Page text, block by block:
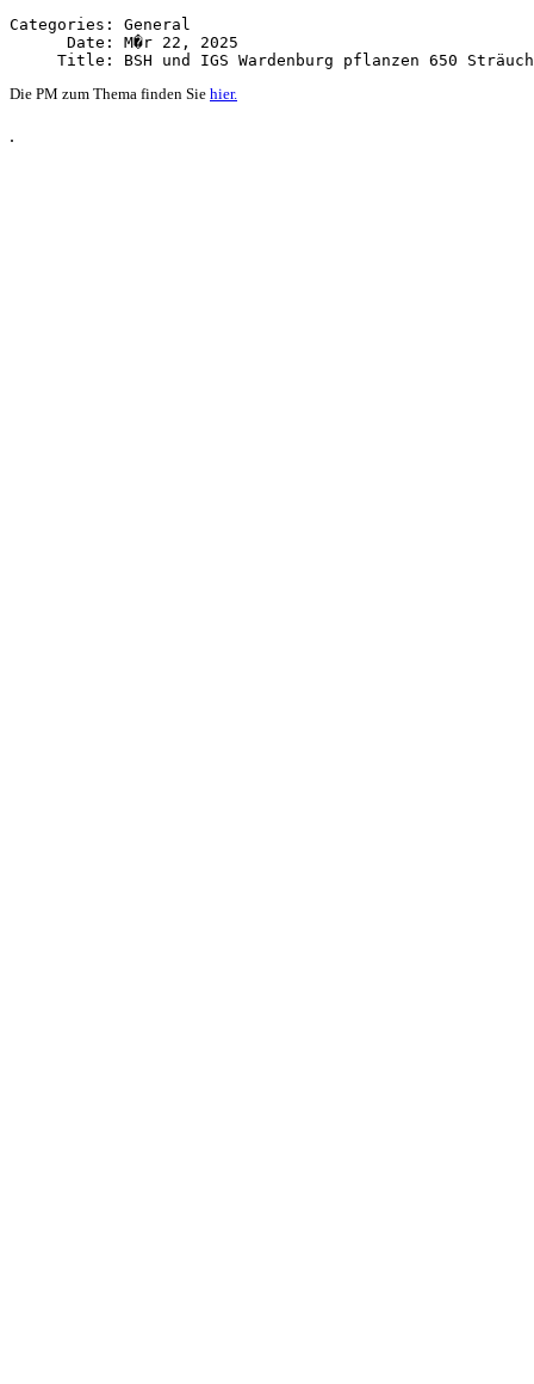
Categories: General
      Date: M�r 22, 2025
Die PM zum Thema finden Sie hier.
.